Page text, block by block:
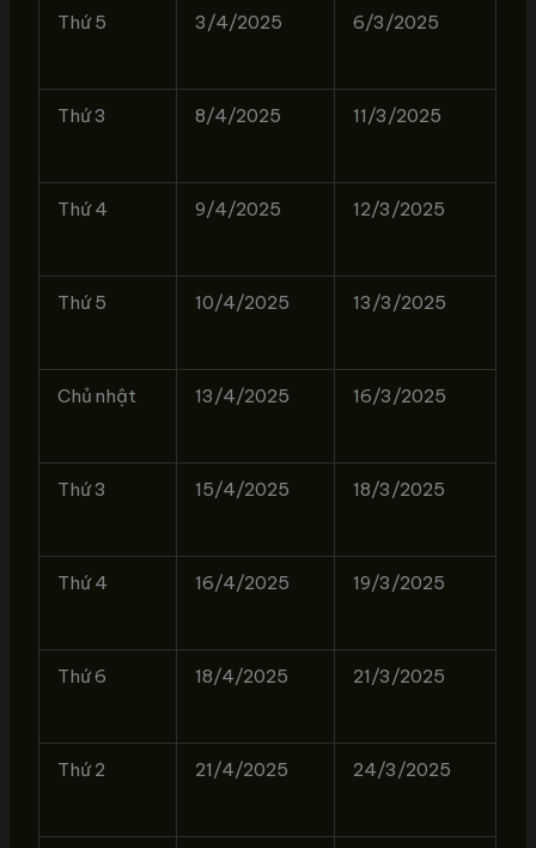
Thứ 5 3/4/2025 6/3/2025
Thứ 3 8/4/2025 11/3/2025
Thứ 4 9/4/2025 12/3/2025
Thứ 5 10/4/2025 13/3/2025
Chủ nhật 13/4/2025 16/3/2025
Thứ 3 15/4/2025 18/3/2025
Thứ 4 16/4/2025 19/3/2025
Thứ 6 18/4/2025 21/3/2025
Thứ 2 21/4/2025 24/3/2025